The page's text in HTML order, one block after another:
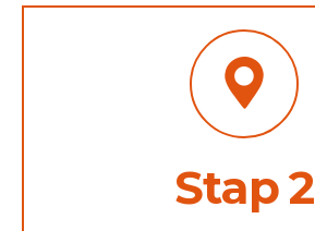
Stap 2